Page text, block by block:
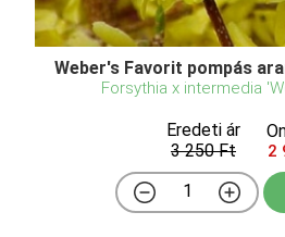
Weber's Favorit pompás
Forsythia x intermedia
Eredeti ár
3 250 Ft
2